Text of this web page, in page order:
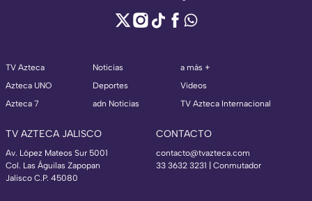
TV Azteca
Azteca UNO
Azteca 7
Noticias
Deportes
adn Noticias
a más +
Videos
TV Azteca Internacional
TV AZTECA JALISCO
Av. López Mateos Sur 5001
Col. Las Águilas Zapopan
Jalisco C.P. 45080
CONTACTO
contacto@tvazteca.com
33 3632 3231 | Conmutador